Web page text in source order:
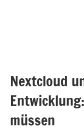
Nextcloud
müssen